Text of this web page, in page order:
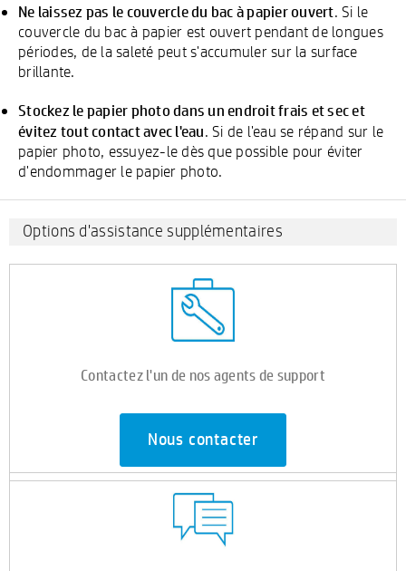
Ne laissez pas le couvercle du bac à papier ouvert. Si le
couvercle du bac à papier est ouvert pendant de longues
périodes, de la saleté peut s'accumuler sur la surface
brillante.
Stockez le papier photo dans un endroit frais et sec et
évitez tout contact avec l'eau. Si de l'eau se répand sur le
papier photo, essuyez-le dès que possible pour éviter
d'endommager le papier photo.
Options d'assistance supplémentaires
Contactez l'un de nos agents de support
Nous contacter